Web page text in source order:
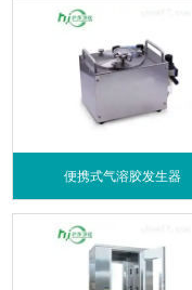
便携式气溶胶发生器